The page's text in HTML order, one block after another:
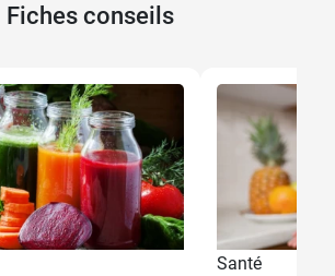
Fiches conseils
Santé